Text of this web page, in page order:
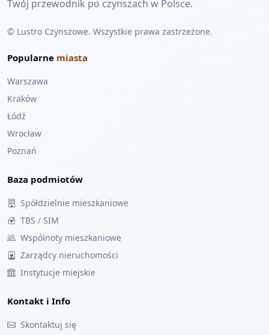
Twój przewodnik po czynszach w Polsce.
© Lustro Czynszowe. Wszystkie prawa zastrzeżone.
Popularne miasta
Warszawa
Kraków
Łódź
Wrocław
Poznań
Baza podmiotów
Spółdzielnie mieszkaniowe
TBS / SIM
Wspólnoty mieszkaniowe
Zarządcy nieruchomości
Instytucje miejskie
Kontakt i Info
Skontaktuj się